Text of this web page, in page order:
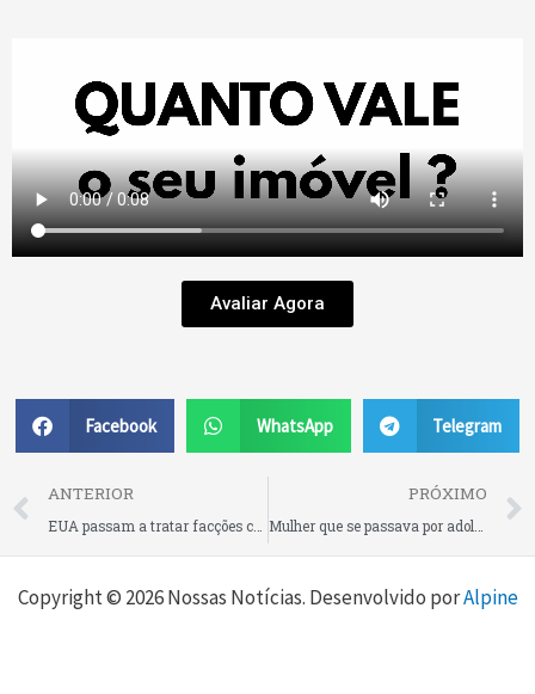
Avaliar Agora
Facebook WhatsApp Telegram
Prev
ANTERIOR
EUA passam a tratar facções criminosas como organizações terroristas a partir desta sexta-feira (5); medida gera reação do Brasil
PRÓXIMO
Mulher que se passava por adolescente tem prisão preventiva decretada em Joinville
Copyright © 2026 Nossas Notícias. Desenvolvido porAlpine